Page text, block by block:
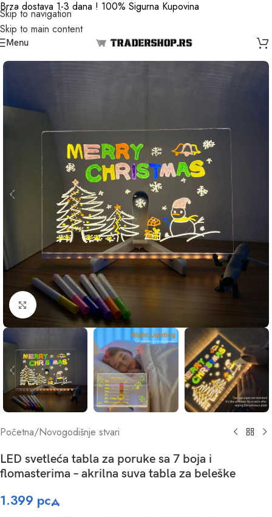
Skip to navigation
Skip to main content
Brza dostava 1-3 dana ! 100% Sigurna Kupovina
Menu
Click to enlarge
Početna/Novogodišnje stvari
LED svetleća tabla za poruke sa 7 boja i
flomasterima – akrilna suva tabla za beleške
1.399 рсд